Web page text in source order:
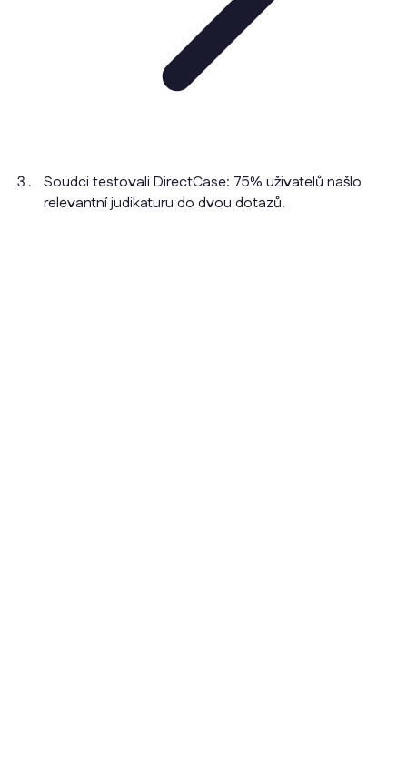
Soudci testovali DirectCase: 75% uživatelů našlo
relevantní judikaturu do dvou dotazů.